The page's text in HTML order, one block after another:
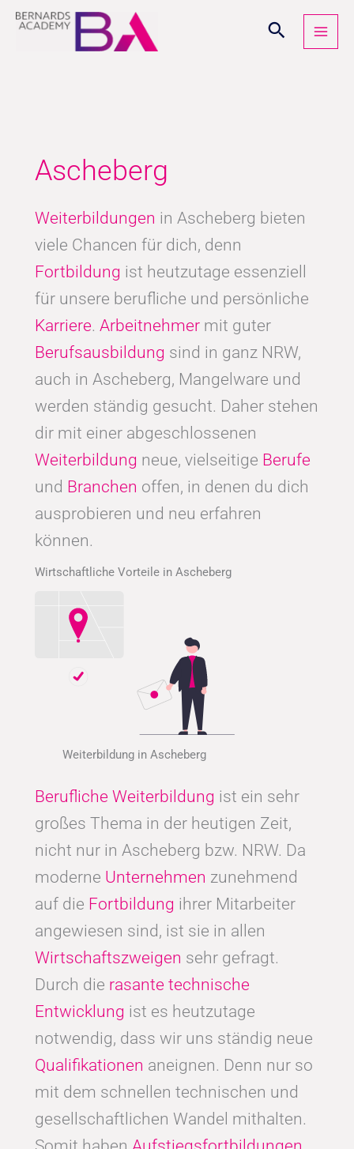
Zum
Inhalt
Ascheberg
Weiterbildungen in Ascheberg bieten
viele Chancen für dich, denn
Fortbildung ist heutzutage essenziell
für unsere berufliche und persönliche
Karriere. Arbeitnehmer mit guter
Berufsausbildung sind in ganz NRW,
auch in Ascheberg, Mangelware und
werden ständig gesucht. Daher stehen
dir mit einer abgeschlossenen
Weiterbildung neue, vielseitige Berufe
und Branchen offen, in denen du dich
ausprobieren und neu erfahren
können.
Wirtschaftliche Vorteile in Ascheberg
Weiterbildung in Ascheberg
Berufliche Weiterbildung ist ein sehr
großes Thema in der heutigen Zeit,
nicht nur in Ascheberg bzw. NRW. Da
moderne Unternehmen zunehmend
auf die Fortbildung ihrer Mitarbeiter
angewiesen sind, ist sie in allen
Wirtschaftszweigen sehr gefragt.
Durch die rasante technische
Entwicklung ist es heutzutage
notwendig, dass wir uns ständig neue
Qualifikationen aneignen. Denn nur so
mit dem schnellen technischen und
gesellschaftlichen Wandel mithalten.